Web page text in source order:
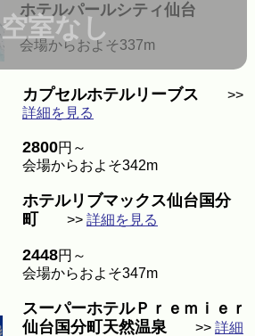
空室なし
ホテルパールシティ仙台
会場からおよそ337m
カプセルホテルリーブス >>
詳細を見る
2800円～
会場からおよそ342m
ホテルリブマックス仙台国分
町 >> 詳細を見る
2448円～
会場からおよそ347m
スーパーホテルＰｒｅｍｉｅｒ
仙台国分町天然温泉 >> 詳細